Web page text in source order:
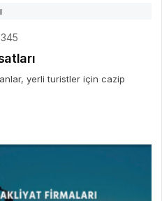
345
yerli turistler için cazip